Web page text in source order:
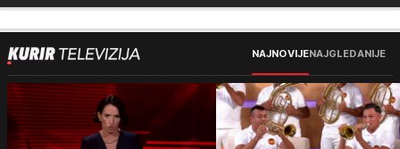
NAJNOVIJENAJGLEDANIJE